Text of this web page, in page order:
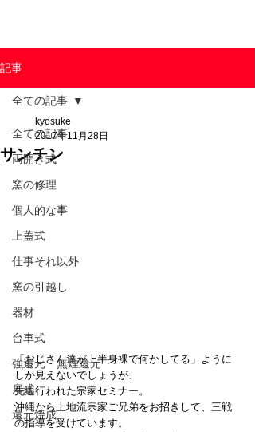
記事
全ての記事
両開き式
窯の修理
個人的な事
上蓋式
仕事それ以外
窯の引越し
器材
台車式
強還元・無煙還元
扉式
還元焼成
全ての記事
サンチン
kyosuke
2017年11月28日
「おじさん達が上半身裸で何かしてる」ように
しか見えないでしょうが、
先週行われた宗家セミナー。
沖縄から上地流宗家ご兄弟をお招きして、三戦
の指導を受けています。